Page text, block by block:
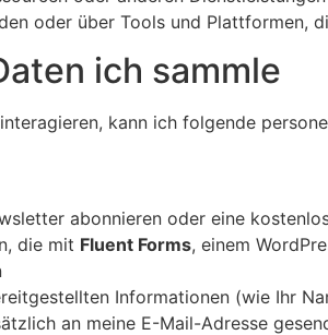
oder über Tools und Plattformen,
ich sammle
kann ich folgende
abonnieren oder eine
die mit Fluent Forms, einem
Informationen (wie Ihr
an meine E-Mail-Adresse